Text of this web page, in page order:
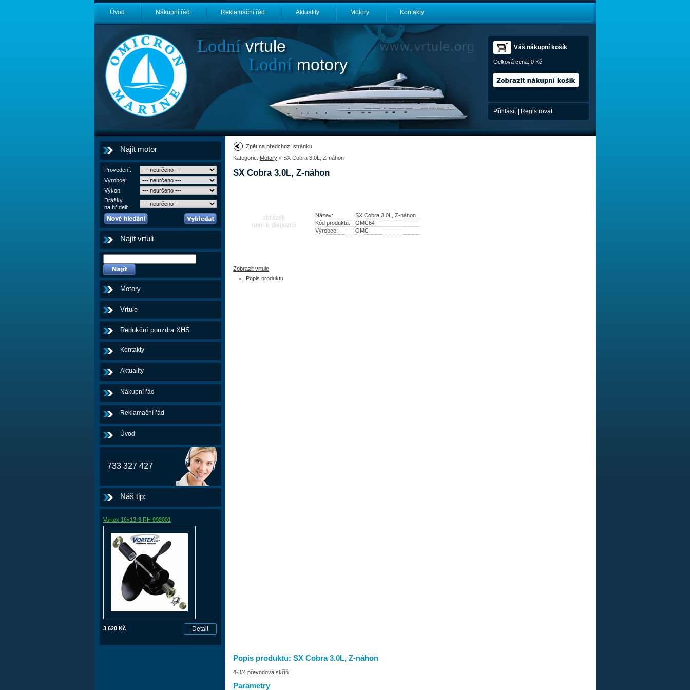
Úvod Nákupní řád Reklamační řád Aktuality Motory Kontakty
Lodnívrtule
Lodnímotory
Váš nákupní košík
Celková cena: 0 Kč
Přihlásit| Registrovat
Najít motor
Provedení:
Výrobce:
Výkon:
Drážky
na hřídeli:
Najít vrtuli
Motory
Vrtule
Redukční pouzdra XHS
Kontakty
Aktuality
Nákupní řád
Reklamační řád
Úvod
733 327 427
Náš tip:
Vortex 16x13-3 RH 992001
3 620 Kč
Zpět na předchozí stránku
Kategorie: Motory » SX Cobra 3.0L, Z-náhon
SX Cobra 3.0L, Z-náhon
Název:
SX Cobra 3.0L, Z-náhon
Kód produktu:
OMC64
Výrobce:
OMC
Zobrazit vrtule
Popis produktu
Popis produktu: SX Cobra 3.0L, Z-náhon
4-3/4 převodová skříň
Parametry